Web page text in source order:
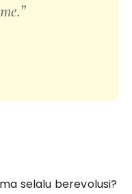
selalu berevolusi?